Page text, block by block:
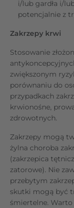
i/lub gardła i/
potencjalnie z
Zakrzepy krwi
Stosowanie
zwiększonym
porównaniu do
przypadkach
krwionośne,
zdrowotnych.
Zakrzepy mogą
żylna choroba
(zakrzepica
zatorowe). Nie
przebytym
skutki mogą być
śmiertelne. Warto